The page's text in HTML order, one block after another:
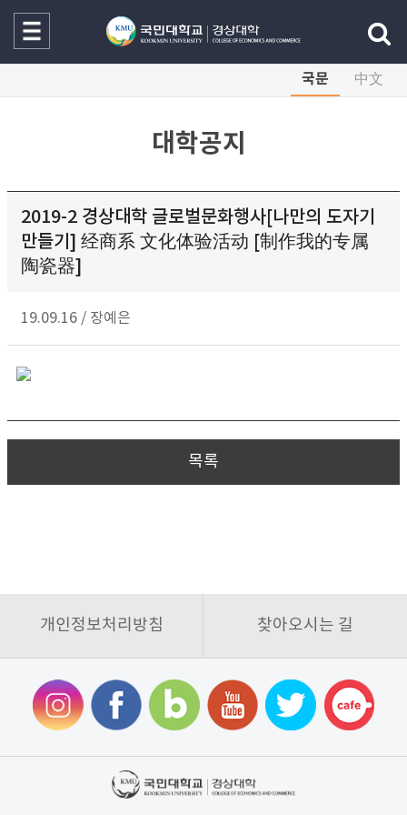
국문 中文
대학공지
2019-2 경상대학 글로벌문화행사[나만의 도자기
만들기] 经商系 文化体验活动 [制作我的专属
陶瓷器]
19.09.16 / 장예은
목록
개인정보처리방침 찾아오시는 길